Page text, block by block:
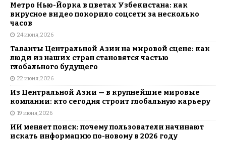
Метро Нью-Йорка в цветах Узбекистана: как
вирусное видео покорило соцсети за несколько
часов
24 июня, 2026
Таланты Центральной Азии на мировой сцене: как
люди из наших стран становятся частью
глобального будущего
22 июня, 2026
Из Центральной Азии — в крупнейшие мировые
компании: кто сегодня строит глобальную карьеру
19 июня, 2026
ИИ меняет поиск: почему пользователи начинают
искать информацию по-новому в 2026 году